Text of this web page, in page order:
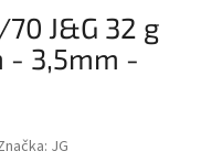
J&G 32 g
- 3,5mm -
JG